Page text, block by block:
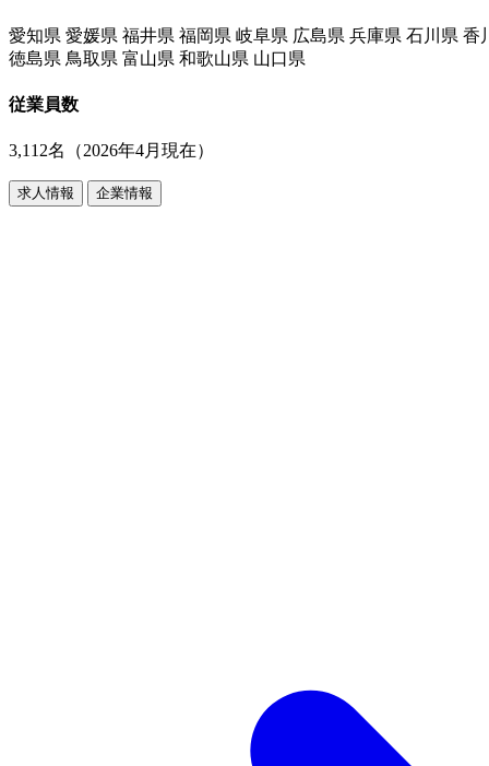
愛知県 愛媛県 福井県 福岡県 岐阜県 広島県 兵庫県 石川県
徳島県 鳥取県 富山県 和歌山県 山口県
従業員数
3,112名（2026年4月現在）
求人情報 企業情報